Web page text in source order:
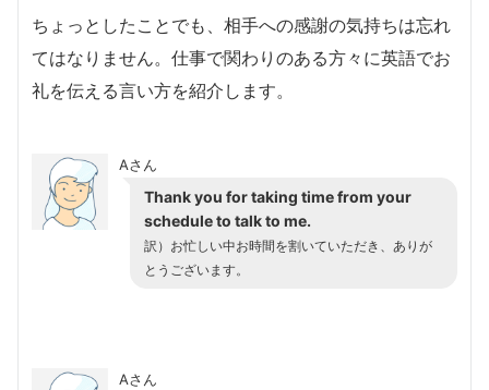
ちょっとしたことでも、相手への感謝の気持ちは忘れ
てはなりません。仕事で関わりのある方々に英語でお
礼を伝える言い方を紹介します。
Aさん
Thank you for taking time from your
schedule to talk to me.
訳）お忙しい中お時間を割いていただき、ありが
とうございます。
Aさん